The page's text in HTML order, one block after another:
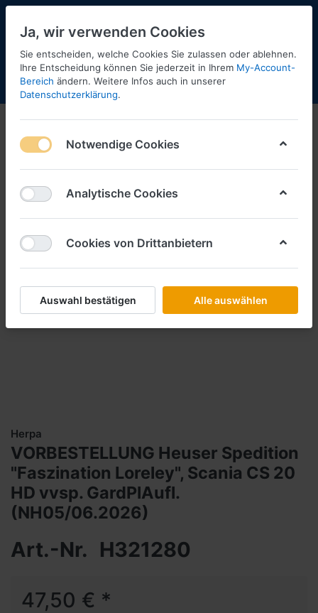
Menü Anmelden Shopaktualisierung
Herpa
VORBESTELLUNG Heuser Spedition
"Faszination Loreley", Scania CS 20
HD vvsp. GardPlAufl.
(NH05/06.2026)
Art.-Nr. H321280
47,50 € *
Ja, wir verwenden Cookies
Sie entscheiden, welche Cookies Sie zulassen oder ablehnen.
Ihre Entscheidung können Sie jederzeit in Ihrem My-Account-
Bereich ändern. Weitere Infos auch in unserer
Datenschutzerklärung.
Notwendige Cookies
Analytische Cookies
Cookies von Drittanbietern
Auswahl bestätigen Alle auswählen